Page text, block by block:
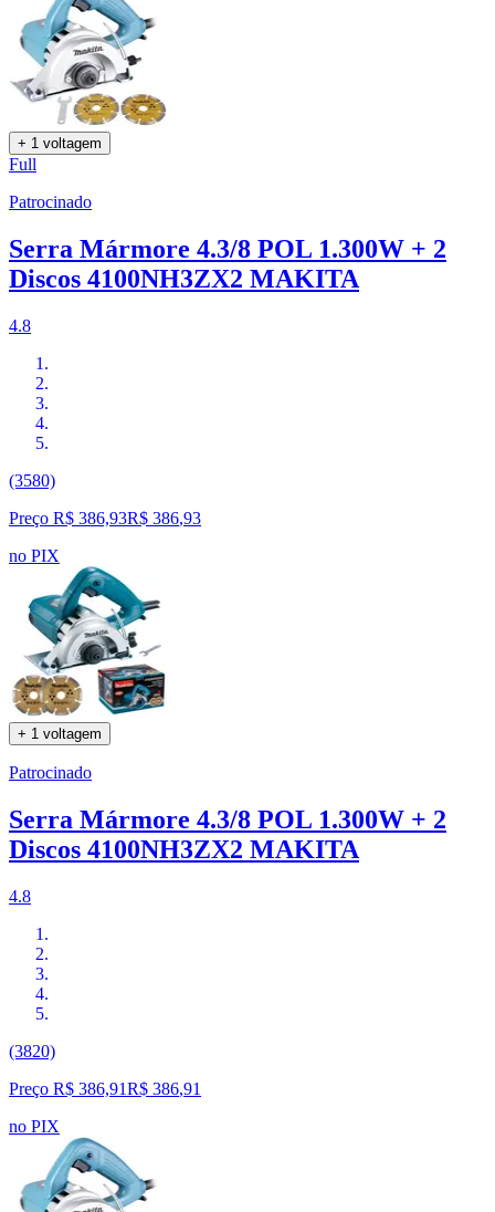
+ 1 voltagem
Full
Patrocinado
Serra Mármore 4.3/8 POL 1.300W + 2
Discos 4100NH3ZX2 MAKITA
4.8
(3580)
Preço R$ 386,93R$ 386,93
no PIX
+ 1 voltagem
Patrocinado
Serra Mármore 4.3/8 POL 1.300W + 2
Discos 4100NH3ZX2 MAKITA
4.8
(3820)
Preço R$ 386,91R$ 386,91
no PIX